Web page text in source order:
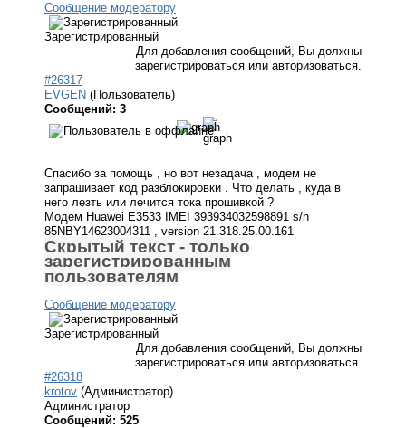
Сообщение модератору
Зарегистрированный
Для добавления сообщений, Вы должны
зарегистрироваться или авторизоваться.
#26317
EVGEN (Пользователь)
Сообщений: 3
Спасибо за помощь , но вот незадача , модем не
запрашивает код разблокировки . Что делать , куда в
него лезть или лечится тока прошивкой ?
Модем Huawei E3533 IMEI 393934032598891 s/n
85NBY14623004311 , version 21.318.25.00.161
Скрытый текст - только
зарегистрированным
пользователям
Сообщение модератору
Зарегистрированный
Для добавления сообщений, Вы должны
зарегистрироваться или авторизоваться.
#26318
krotov (Администратор)
Администратор
Сообщений: 525